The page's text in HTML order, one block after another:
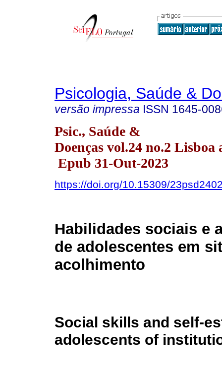
Psicologia, Saúde &
versão impressa ISSN 1645-
Psic., Saúde &
Doenças vol.24 no.2 Lisboa
Epub 31-Out-2023
https://doi.org/10.15309/
Habilidades sociais e
de adolescentes em
acolhimento
Social skills and self-
adolescents of